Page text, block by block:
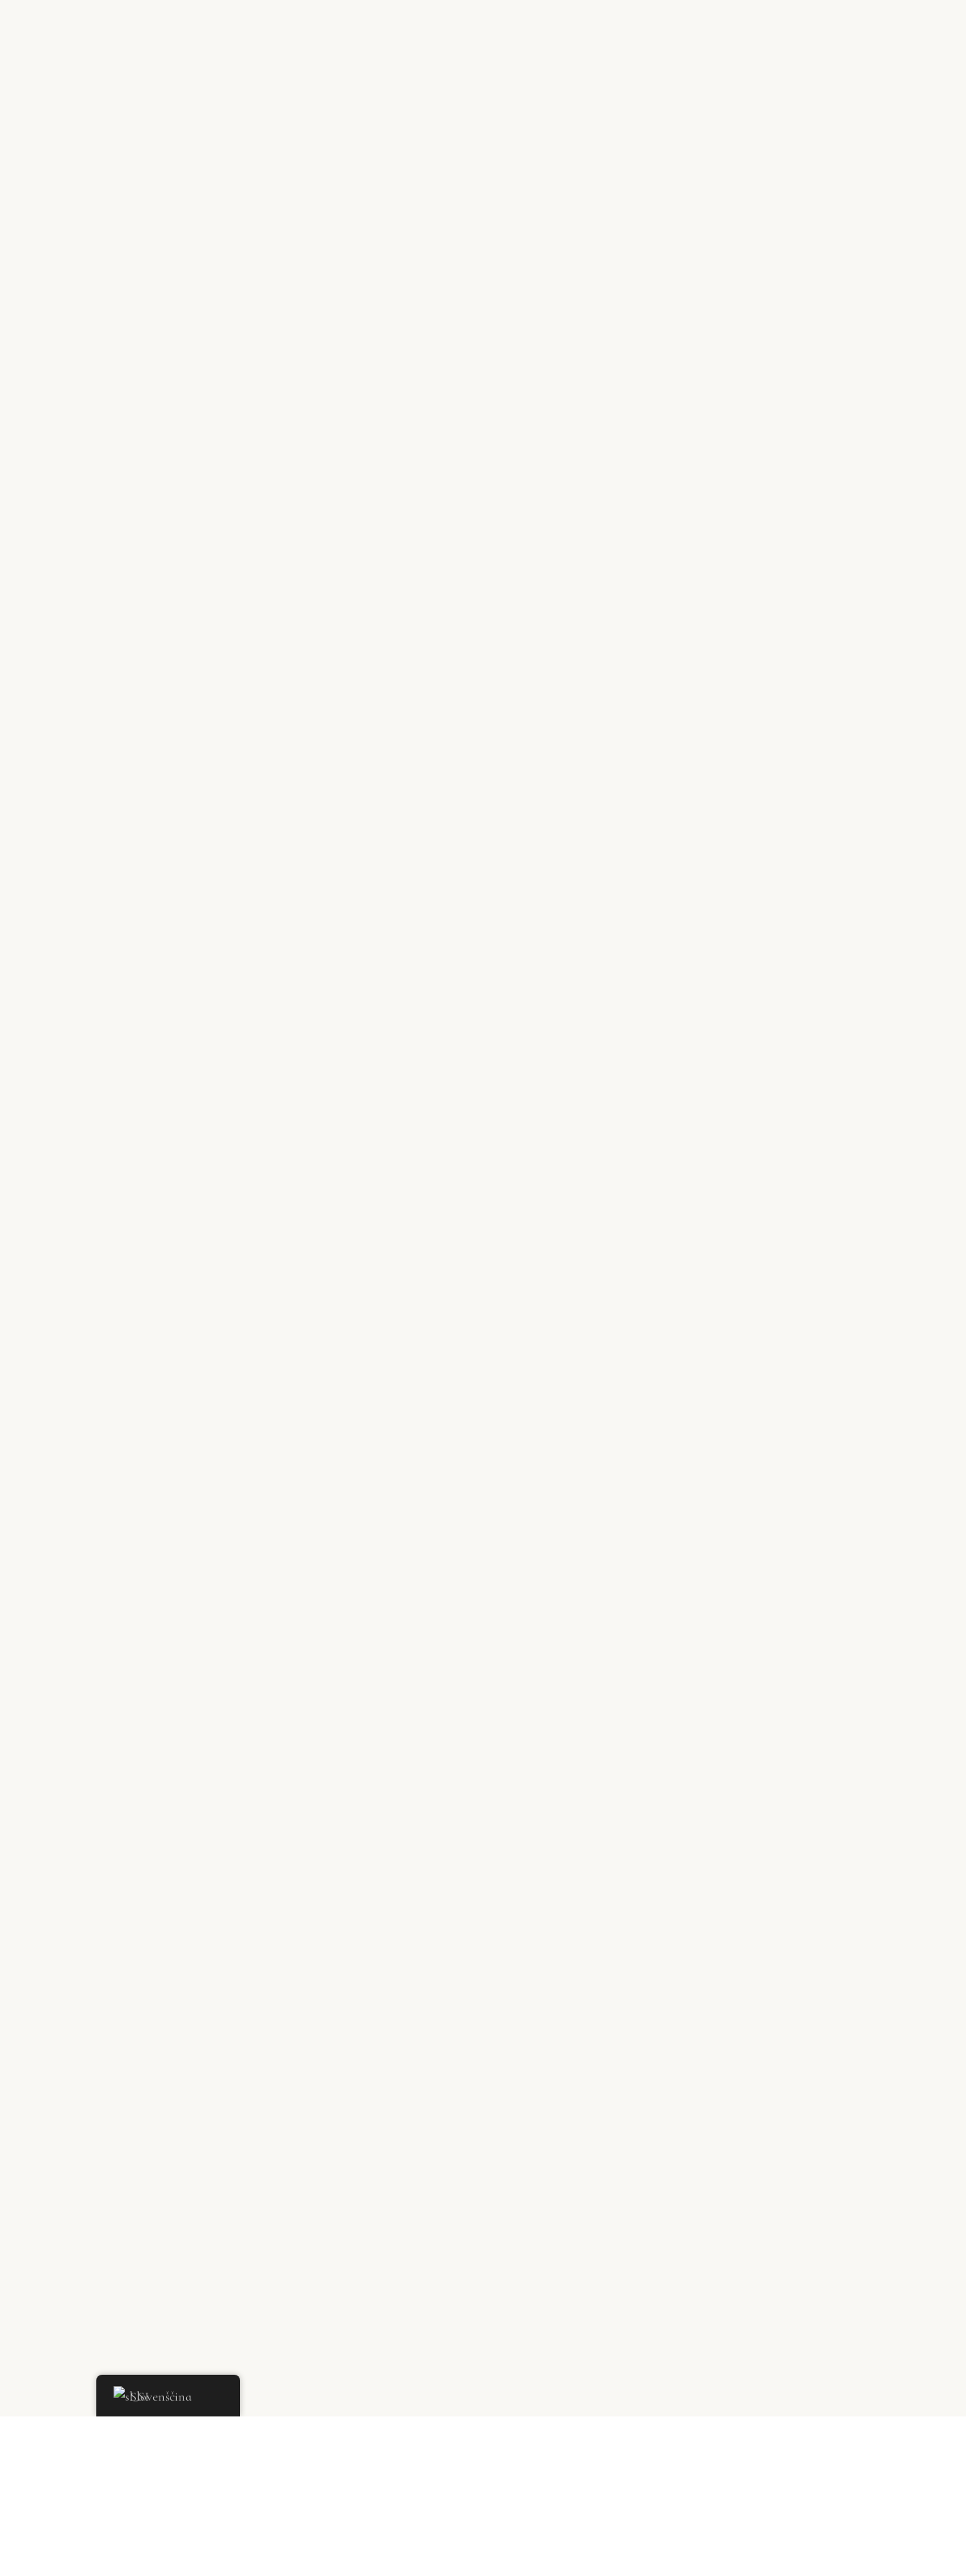
Slovenščina